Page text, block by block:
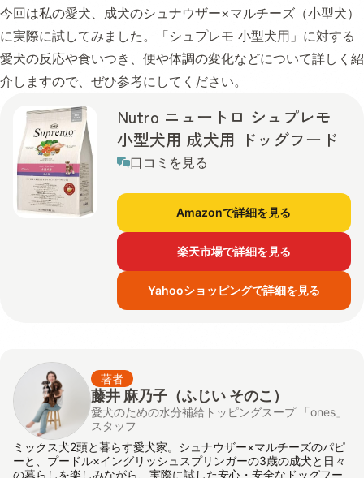
今回は私の愛犬、成犬のシュナウザー×マルチーズ（小型犬）
に実際に試してみました。「シュプレモ 小型犬用」に対する
愛犬の反応や食いつき、便や体調の変化などについて詳しく紹
介しますので、ぜひ参考にしてください。
Nutro ニュートロ シュプレモ
小型犬用 成犬用 ドッグフード
口コミを見る
Amazonで詳細を見る
楽天市場で詳細を見る
Yahooショッピングで詳細を見る
著者
藤井 麻乃子（ふじい そのこ）
愛犬のための水分補給トッピングスープ 「ones」
スタッフ
ミックス犬2頭と暮らす愛犬家。シュナウザー×マルチーズのパピ
ーと、プードル×イングリッシュスプリンガーの3歳の成犬と日々
の暮らしを楽しみながら、実際に試した安心・安全なドッグフー